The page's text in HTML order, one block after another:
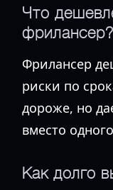
Что
фрилансер?
Фрилансер
риски по
дороже, но
вместо
Как долго